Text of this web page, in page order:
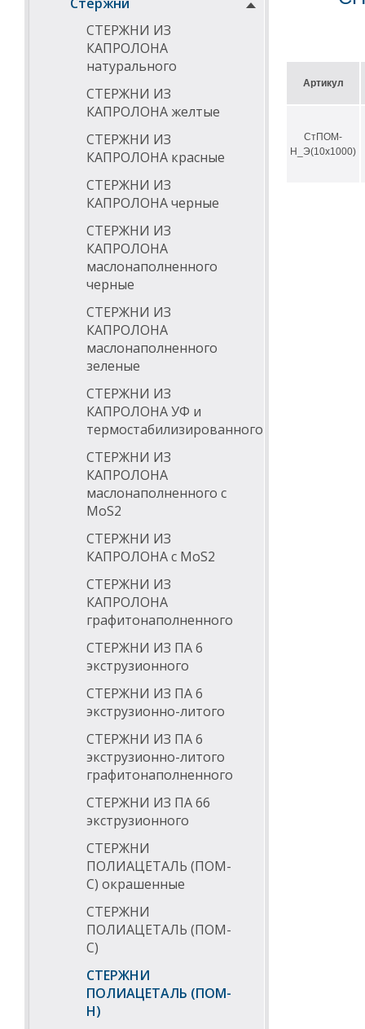
СТЕРЖНИ ИЗ
КАПРОЛОНА
натурального
СТЕРЖНИ ИЗ
КАПРОЛОНА желтые
СТЕРЖНИ ИЗ
КАПРОЛОНА красные
СТЕРЖНИ ИЗ
КАПРОЛОНА черные
СТЕРЖНИ ИЗ
КАПРОЛОНА
маслонаполненного
черные
СТЕРЖНИ ИЗ
КАПРОЛОНА
маслонаполненного
зеленые
СТЕРЖНИ ИЗ
КАПРОЛОНА УФ и
термостабилизированного
СТЕРЖНИ ИЗ
КАПРОЛОНА
маслонаполненного с
MoS2
СТЕРЖНИ ИЗ
КАПРОЛОНА с MoS2
СТЕРЖНИ ИЗ
КАПРОЛОНА
графитонаполненного
СТЕРЖНИ ИЗ ПА 6
экструзионного
СТЕРЖНИ ИЗ ПА 6
экструзионно-литого
СТЕРЖНИ ИЗ ПА 6
экструзионно-литого
графитонаполненного
СТЕРЖНИ ИЗ ПА 66
экструзионного
СТЕРЖНИ
ПОЛИАЦЕТАЛЬ (ПОМ-
С) окрашенные
СТЕРЖНИ
ПОЛИАЦЕТАЛЬ (ПОМ-
С)
СТЕРЖНИ
ПОЛИАЦЕТАЛЬ (ПОМ-
Н)
ПОМ-С, но
ПОМ-Н решает
свойствам.
ПОМ-Н в
Артикул
СтПОМ-
Н_Э(10х1000)